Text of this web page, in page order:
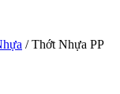
/ Thớt Nhựa PP